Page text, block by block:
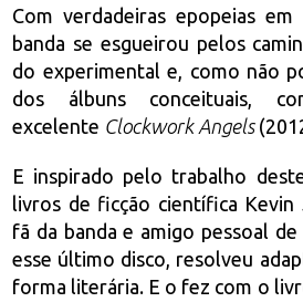
Com verdadeiras epopeias
banda se esgueirou pelos
do experimental e, como não
dos álbuns conceituais,
excelente Clockwork Angels
E inspirado pelo trabalho
livros de ficção científica Kevin
fã da banda e amigo pessoal
esse último disco, resolveu
forma literária. E o fez com o